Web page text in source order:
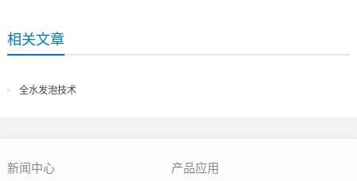
相关文章
全水发泡技术
新闻中心 产品应用